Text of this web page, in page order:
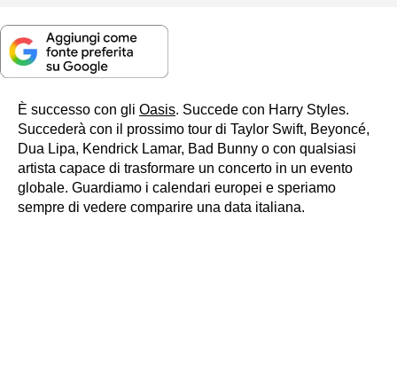
È successo con gli Oasis. Succede con Harry Styles.
Succederà con il prossimo tour di Taylor Swift, Beyoncé,
Dua Lipa, Kendrick Lamar, Bad Bunny o con qualsiasi
artista capace di trasformare un concerto in un evento
globale. Guardiamo i calendari europei e speriamo
sempre di vedere comparire una data italiana.